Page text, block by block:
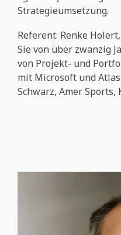
Strategieumsetzung.
Referent: Renke
Sie von über zwanzig
von Projekt- und
mit Microsoft und
Schwarz, Amer Sports,